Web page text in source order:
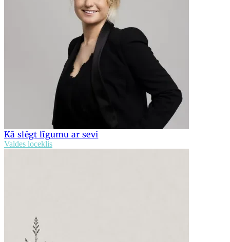
Kā slēgt līgumu ar sevi
Valdes loceklis